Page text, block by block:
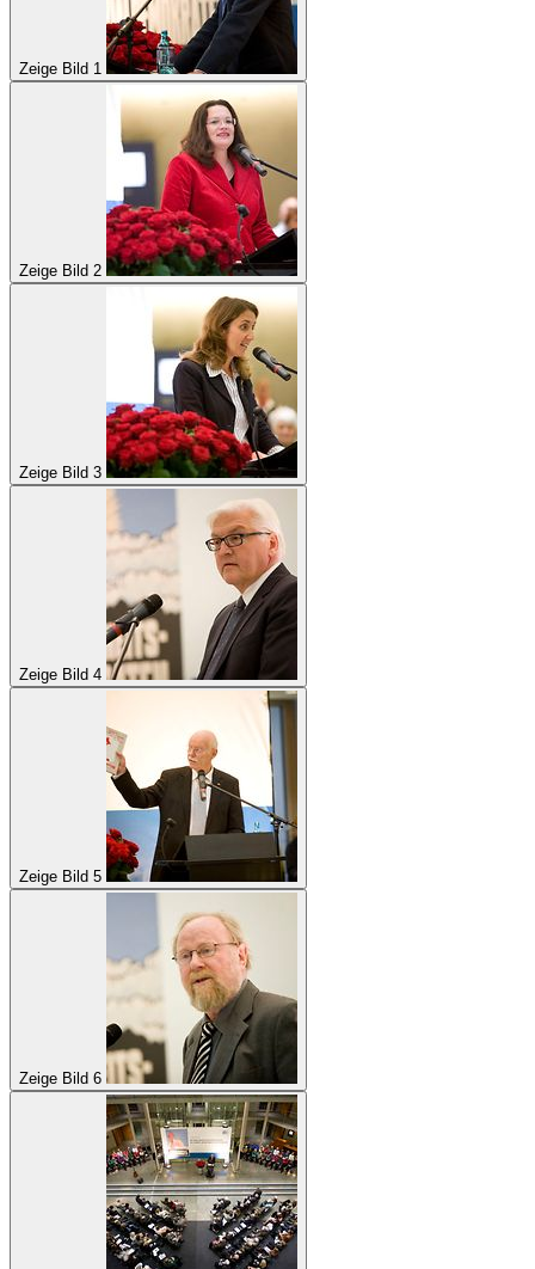
Zeige Bild 1
Zeige Bild 2
Zeige Bild 3
Zeige Bild 4
Zeige Bild 5
Zeige Bild 6